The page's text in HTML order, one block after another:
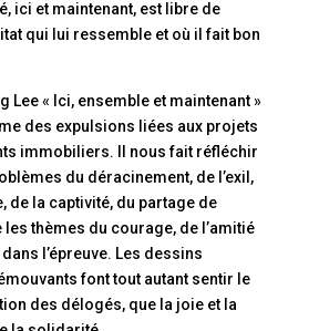
ici et maintenant, est libre de
qui lui ressemble et où il fait bon
Lee « Ici, ensemble et maintenant »
des expulsions liées aux projets
immobiliers. Il nous fait réfléchir
du déracinement, de l’exil,
de la captivité, du partage de
les thèmes du courage, de l’amitié
l’épreuve. Les dessins
font tout autant sentir le
des délogés, que la joie et la